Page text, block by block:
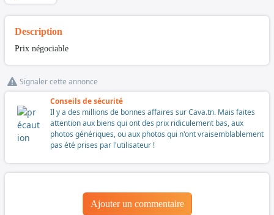
Description
Prix négociable
Signaler cette annonce
Conseils de sécurité
Il y a des millions de bonnes affaires sur Cava.tn. Mais faites
attention aux biens qui ont des prix ridiculement bas, aux
photos génériques, ou aux photos qui n'ont vraisemblablement
pas été prises par l'utilisateur !
Ajouter un commentaire